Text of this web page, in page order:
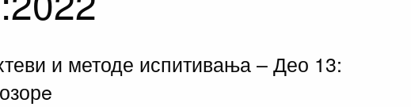
и методе испитивања – Део 13: